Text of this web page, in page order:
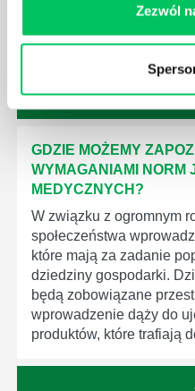
Zezwól
egzekwowanie prawa
GDZIE MOŻEMY
WYMAGANIAMI NORM
MEDYCZNYCH?
W związku z ogromnym
społeczeństwa
które mają za zadanie
dziedziny gospodarki.
będą zobowiązane
wprowadzenie dąży do
produktów, które trafiają